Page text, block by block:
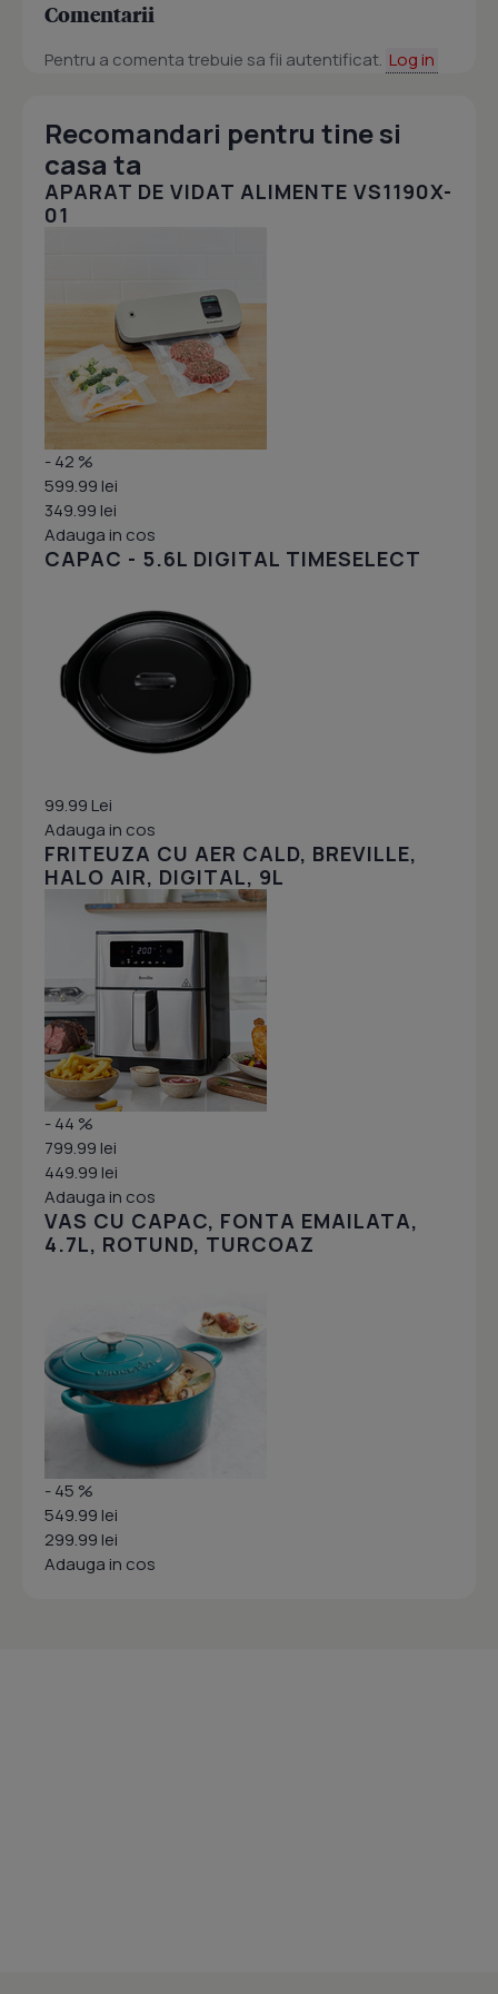
Comentarii
Pentru a comenta trebuie sa fii autentificat. Log in
Recomandari pentru tine si
casa ta
APARAT DE VIDAT ALIMENTE VS1190X-
01
- 42 %
599.99 lei
349.99 lei
Adauga in cos
CAPAC - 5.6L DIGITAL TIMESELECT
99.99 Lei
Adauga in cos
FRITEUZA CU AER CALD, BREVILLE,
HALO AIR, DIGITAL, 9L
- 44 %
799.99 lei
449.99 lei
Adauga in cos
VAS CU CAPAC, FONTA EMAILATA,
4.7L, ROTUND, TURCOAZ
- 45 %
549.99 lei
299.99 lei
Adauga in cos